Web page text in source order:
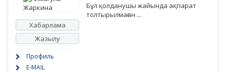
Хабарлама
Жазылу
Профиль
E-MAIL
Бұл қолданушы жайында ақпарат
толтырылмаған ...